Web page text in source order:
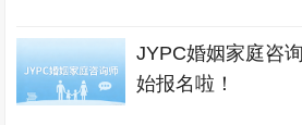
JYPC婚姻家庭咨
始报名啦！